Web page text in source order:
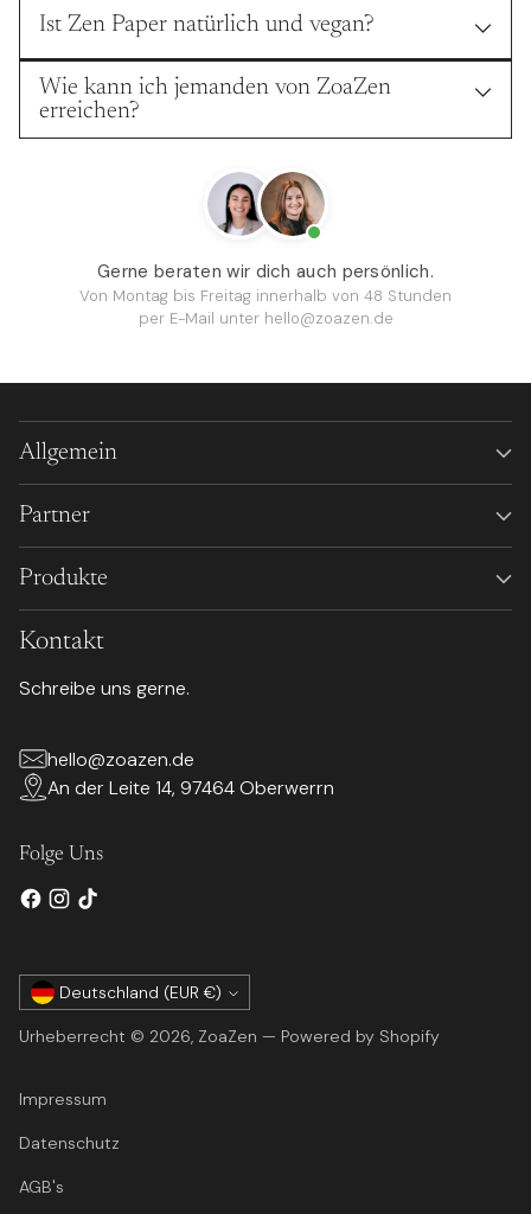
Ist Zen Paper natürlich und vegan?
Wie kann ich jemanden von ZoaZen
erreichen?
Gerne beraten wir dich auch persönlich.
Von Montag bis Freitag innerhalb von 48 Stunden
per E-Mail unter hello@zoazen.de
Allgemein
Partner
Produkte
Kontakt
Schreibe uns gerne.
hello@zoazen.de
An der Leite 14, 97464 Oberwerrn
Folge Uns
Währung Deutschland (EUR €)
Urheberrecht © 2026, ZoaZen — Powered by Shopify
Impressum
Datenschutz
AGB's